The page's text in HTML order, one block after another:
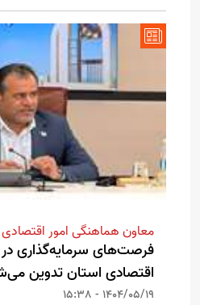
معاون هماهنگی امور اقتصادی
فرصت‌های سرمایه‌گذاری
اقتصادی استان تدوین
1404/05/19 - 15:38